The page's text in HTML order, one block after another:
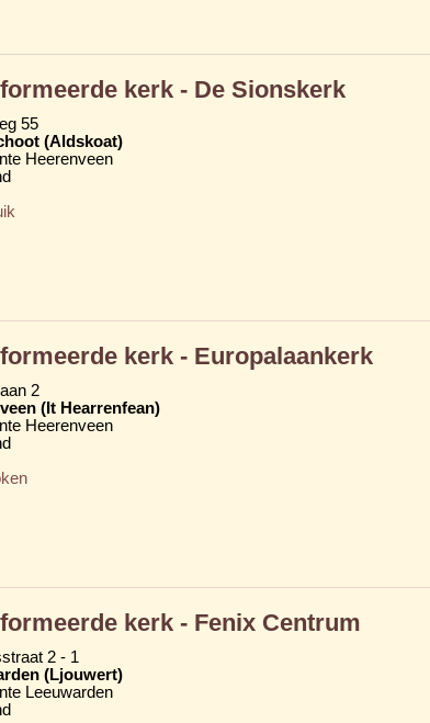
kerk - De Sionskerk
55
(Aldskoat)
Heerenveen
kerk - Europalaankerk
2
(It Hearrenfean)
Heerenveen
kerk - Fenix Centrum
2 - 1
(Ljouwert)
Leeuwarden